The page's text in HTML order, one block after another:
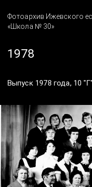
Фотоархив Ижевского
«Школа № 30»
1978
Выпуск 1978 года, 10